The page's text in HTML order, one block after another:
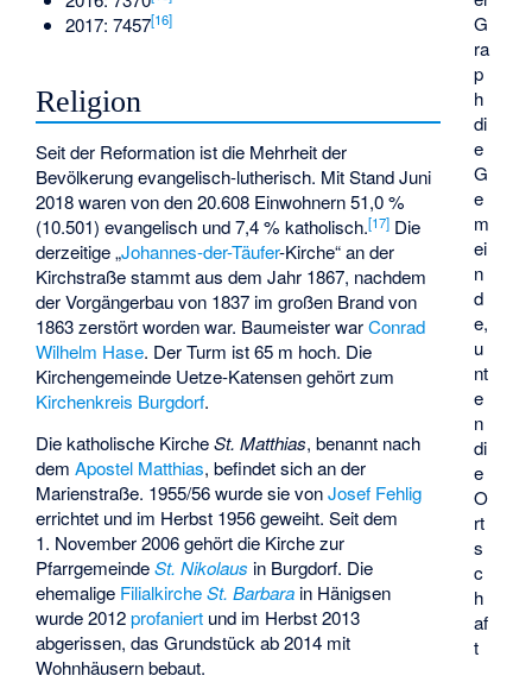
G
ra
p
h
di
e
G
e
m
ei
n
d
e,
u
nt
e
n
di
e
O
rt
s
c
h
af
t
2017: 7457[16]
Religion
Seit der Reformation ist die Mehrheit der
Bevölkerung evangelisch-lutherisch. Mit Stand Juni
2018 waren von den 20.608 Einwohnern 51,0 %
(10.501) evangelisch und 7,4 % katholisch.[17] Die
derzeitige „Johannes-der-Täufer-Kirche“ an der
Kirchstraße stammt aus dem Jahr 1867, nachdem
der Vorgängerbau von 1837 im großen Brand von
1863 zerstört worden war. Baumeister warConrad
Wilhelm Hase. Der Turm ist 65 m hoch. Die
Kirchengemeinde Uetze-Katensen gehört zum
Kirchenkreis Burgdorf.
Die katholische KircheSt. Matthias, benannt nach
demApostel Matthias, befindet sich an der
Marienstraße. 1955/56 wurde sie vonJosef Fehlig
errichtet und im Herbst 1956 geweiht. Seit dem
1. November 2006 gehört die Kirche zur
PfarrgemeindeSt. Nikolaus in Burgdorf. Die
ehemalige Filialkirche St. Barbara in Hänigsen
wurde 2012profaniert und im Herbst 2013
abgerissen, das Grundstück ab 2014 mit
Wohnhäusern bebaut.